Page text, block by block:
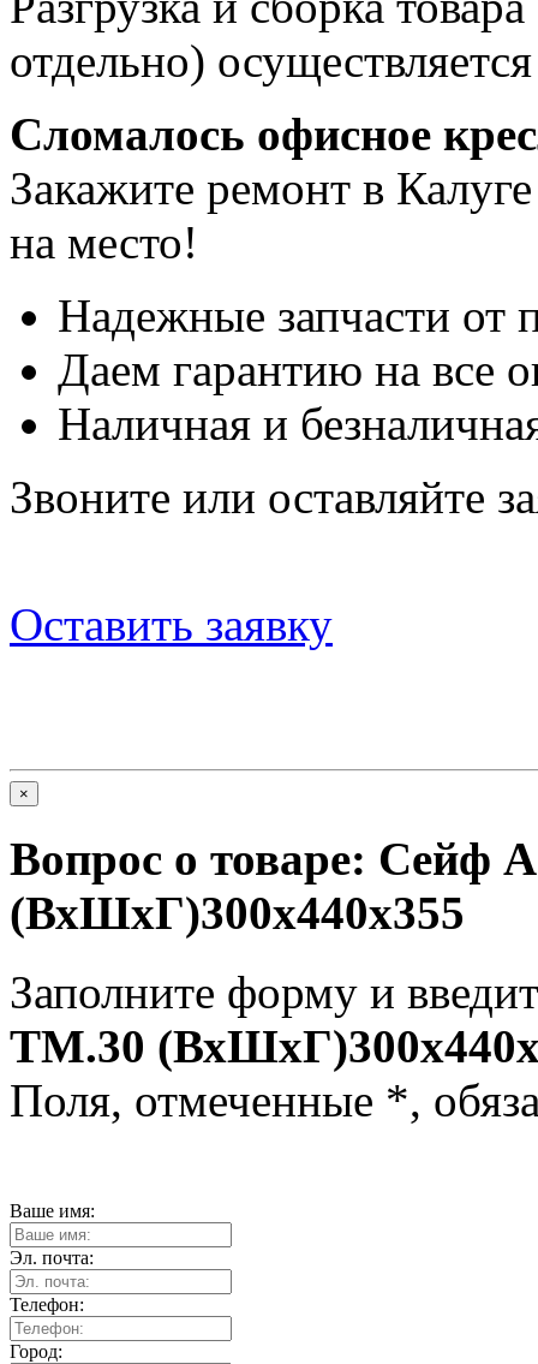
отдельно)
Сломалось офисное
Закажите ремонт в
на место!
Надежные запчасти от
Даем гарантию на все
Наличная и
Звоните или оставляйте
Оставить заявку
×
Вопрос о товаре: Сейф
(ВхШхГ)300x440x355
Заполните форму и
TM.30
Поля, отмеченные *,
Ваше имя:
Эл. почта:
Телефон:
Город: